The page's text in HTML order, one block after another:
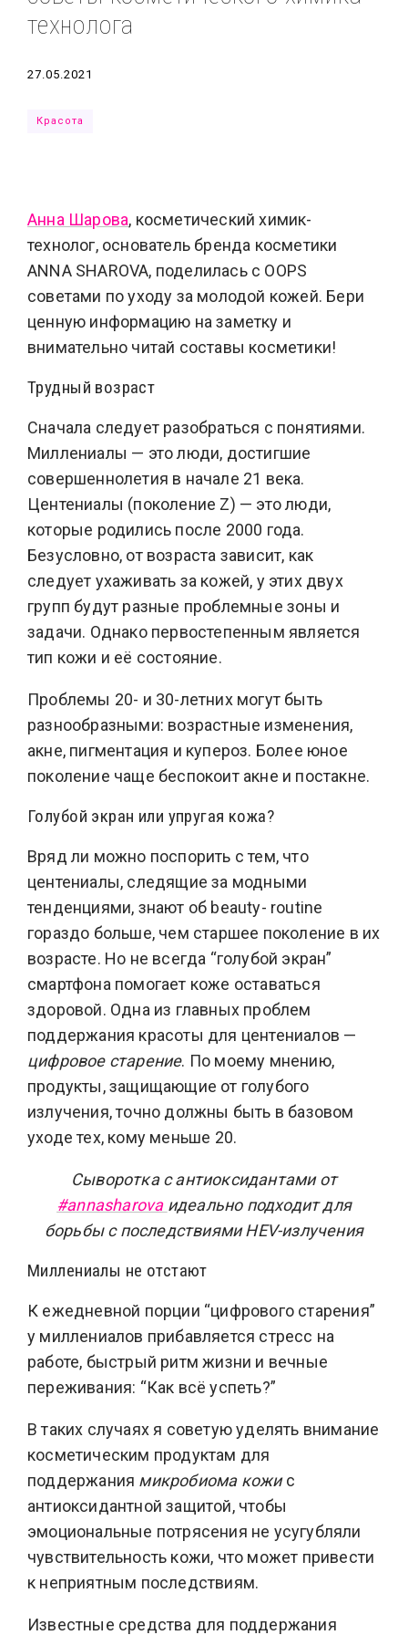
Типсы Тренды
технолога
Дата
27.05.2021
Красота
Анна Шарова, косметический химик-
технолог, основатель бренда косметики
ANNA SHAROVA, поделилась с OOPS
советами по уходу за молодой кожей. Бери
ценную информацию на заметку и
внимательно читай составы косметики!
Трудный возраст
Сначала следует разобраться с понятиями.
Миллениалы — это люди, достигшие
совершеннолетия в начале 21 века.
Центениалы (поколение Z) — это люди,
которые родились после 2000 года.
Безусловно, от возраста зависит, как
следует ухаживать за кожей, у этих двух
групп будут разные проблемные зоны и
задачи. Однако первостепенным является
тип кожи и её состояние.
Проблемы 20- и 30-летних могут быть
разнообразными: возрастные изменения,
акне, пигментация и купероз. Более юное
поколение чаще беспокоит акне и постакне.
Голубой экран или упругая кожа?
Вряд ли можно поспорить с тем, что
центениалы, следящие за модными
тенденциями, знают об beauty- routine
гораздо больше, чем старшее поколение в их
возрасте. Но не всегда “голубой экран”
смартфона помогает коже оставаться
здоровой. Одна из главных проблем
поддержания красоты для центениалов —
цифровое старение. По моему мнению,
продукты, защищающие от голубого
излучения, точно должны быть в базовом
уходе тех, кому меньше 20.
Сыворотка с антиоксидантами от
#annasharova идеально подходит для
борьбы с последствиями HEV-излучения
Миллениалы не отстают
К ежедневной порции “цифрового старения”
у миллениалов прибавляется стресс на
работе, быстрый ритм жизни и вечные
переживания: “Как всё успеть?”
В таких случаях я советую уделять внимание
косметическим продуктам для
поддержания микробиома кожис
антиоксидантной защитой, чтобы
эмоциональные потрясения не усугубляли
чувствительность кожи, что может привести
к неприятным последствиям.
Известные средства для поддержания